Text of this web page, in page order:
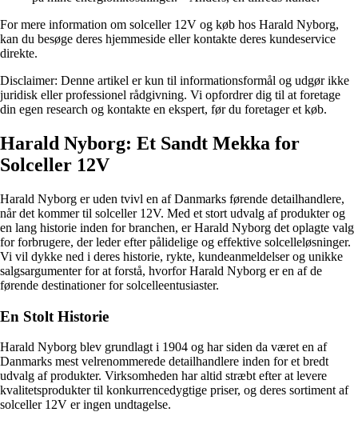
For mere information om solceller 12V og køb hos Harald Nyborg,
kan du besøge deres hjemmeside eller kontakte deres kundeservice
direkte.
Disclaimer: Denne artikel er kun til informationsformål og udgør ikke
juridisk eller professionel rådgivning. Vi opfordrer dig til at foretage
din egen research og kontakte en ekspert, før du foretager et køb.
Harald Nyborg: Et Sandt Mekka for
Solceller 12V
Harald Nyborg er uden tvivl en af Danmarks førende detailhandlere,
når det kommer til solceller 12V. Med et stort udvalg af produkter og
en lang historie inden for branchen, er Harald Nyborg det oplagte valg
for forbrugere, der leder efter pålidelige og effektive solcelleløsninger.
Vi vil dykke ned i deres historie, rykte, kundeanmeldelser og unikke
salgsargumenter for at forstå, hvorfor Harald Nyborg er en af de
førende destinationer for solcelleentusiaster.
En Stolt Historie
Harald Nyborg blev grundlagt i 1904 og har siden da været en af
Danmarks mest velrenommerede detailhandlere inden for et bredt
udvalg af produkter. Virksomheden har altid stræbt efter at levere
kvalitetsprodukter til konkurrencedygtige priser, og deres sortiment af
solceller 12V er ingen undtagelse.